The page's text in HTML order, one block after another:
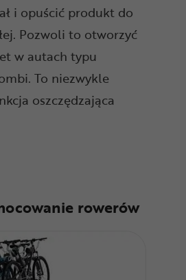
i opuścić produkt do
Pozwoli to otworzyć
w autach typu
To niezwykle
oszczędzająca
rowerów